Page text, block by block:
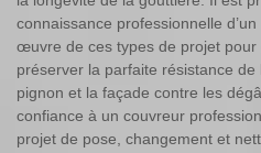
connaissance professionnelle
œuvre de ces types de projet pour
préserver la parfaite résistance
pignon et la façade contre les
confiance à un couvreur
projet de pose, changement et